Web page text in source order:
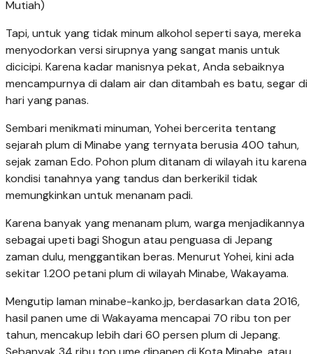
Mutiah)
Tapi, untuk yang tidak minum alkohol seperti saya, mereka
menyodorkan versi sirupnya yang sangat manis untuk
dicicipi. Karena kadar manisnya pekat, Anda sebaiknya
mencampurnya di dalam air dan ditambah es batu, segar di
hari yang panas.
Sembari menikmati minuman, Yohei bercerita tentang
sejarah plum di Minabe yang ternyata berusia 400 tahun,
sejak zaman Edo. Pohon plum ditanam di wilayah itu karena
kondisi tanahnya yang tandus dan berkerikil tidak
memungkinkan untuk menanam padi.
Karena banyak yang menanam plum, warga menjadikannya
sebagai upeti bagi Shogun atau penguasa di Jepang
zaman dulu, menggantikan beras. Menurut Yohei, kini ada
sekitar 1.200 petani plum di wilayah Minabe, Wakayama.
Mengutip laman minabe-kanko.jp, berdasarkan data 2016,
hasil panen ume di Wakayama mencapai 70 ribu ton per
tahun, mencakup lebih dari 60 persen plum di Jepang.